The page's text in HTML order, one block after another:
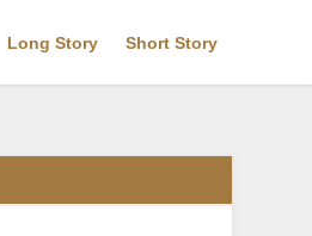
Long Story Short Story